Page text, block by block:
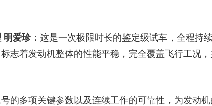
爱珍： 这是一次极限时长的鉴定级试车，全程持
志着发动机整体的性能平稳，完全覆盖飞行工况，
多项关键参数以及连续工作的可靠性，为发动机